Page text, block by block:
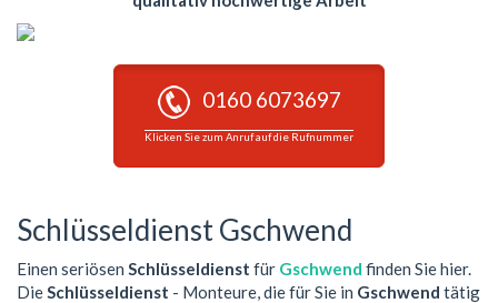
0160 6073697
Klicken Sie zum Anruf auf die Rufnummer
Schlüsseldienst Gschwend
Einen seriösen Schlüsseldienst für Gschwend finden Sie hier.
DieSchlüsseldienst - Monteure, die für Sie in Gschwend tätig